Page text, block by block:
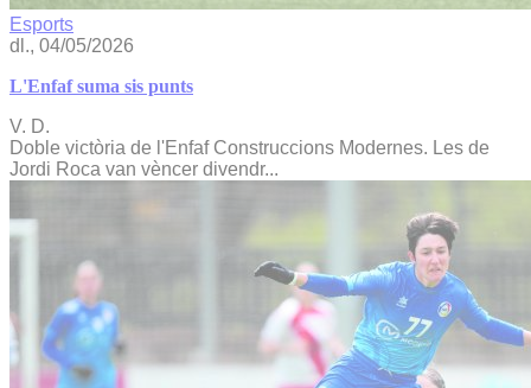
Esports
dl., 04/05/2026
L'Enfaf suma sis punts
V. D.
Doble victòria de l'Enfaf Construccions Modernes. Les de
Jordi Roca van vèncer divendr...